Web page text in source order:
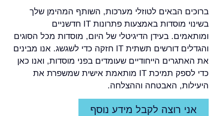
ברוכים הבאים לטוזלי מערכות, השותף המהימן שלך
בשינוי מוסדות באמצעות פתרונות IT חדשניים
ומותאמים. בעידן הדיגיטלי של היום, מוסדות מכל הסוגים
והגדלים דורשים תשתית IT חזקה כדי לשגשג. אנו מבינים
את האתגרים הייחודיים שעומדים בפני מוסדות, ואנו כאן
כדי לספק תמיכת IT מותאמת אישית שמשפרת את
היעילות, האבטחה וההצלחה.
אני רוצה לקבל מידע נוסף